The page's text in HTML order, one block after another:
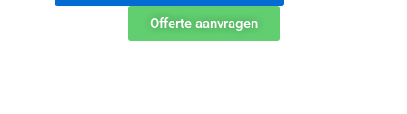
Offerte aanvragen